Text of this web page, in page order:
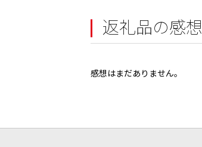
返礼品の感想
感想はまだありません。